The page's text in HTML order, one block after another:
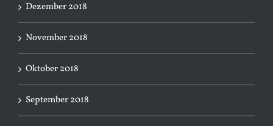
Dezember 2018
November 2018
Oktober 2018
September 2018